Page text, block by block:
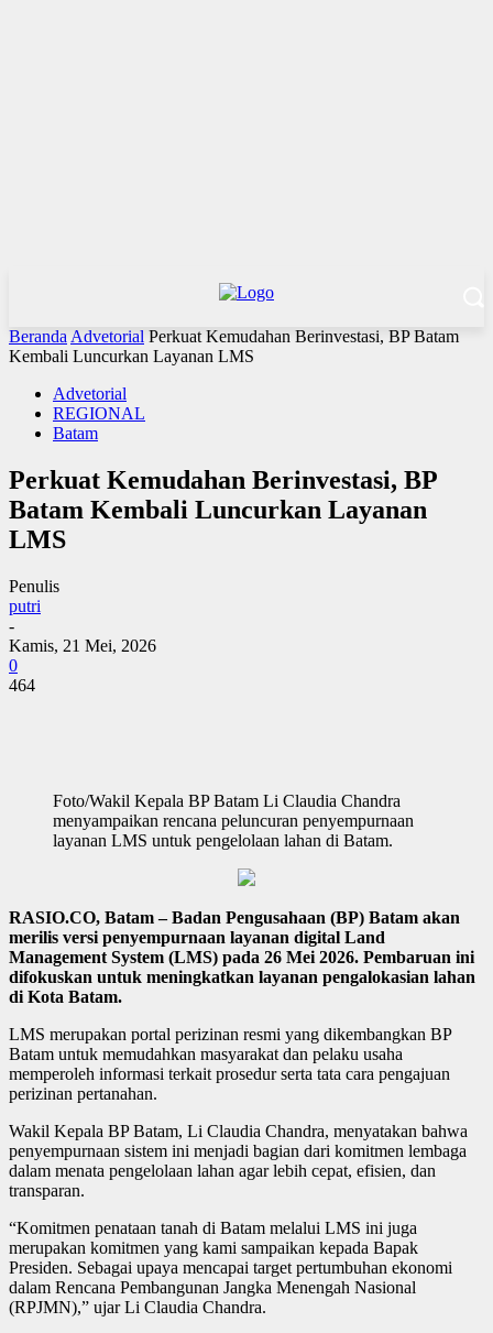
Beranda Advetorial Perkuat Kemudahan Berinvestasi, BP Batam
Kembali Luncurkan Layanan LMS
Advetorial
REGIONAL
Batam
Perkuat Kemudahan Berinvestasi, BP
Batam Kembali Luncurkan Layanan
LMS
Penulis
putri
-
Kamis, 21 Mei, 2026
0
464
Foto/Wakil Kepala BP Batam Li Claudia Chandra
menyampaikan rencana peluncuran penyempurnaan
layanan LMS untuk pengelolaan lahan di Batam.
RASIO.CO, Batam – Badan Pengusahaan (BP) Batam akan
merilis versi penyempurnaan layanan digital Land
Management System (LMS) pada 26 Mei 2026. Pembaruan ini
difokuskan untuk meningkatkan layanan pengalokasian lahan
di Kota Batam.
LMS merupakan portal perizinan resmi yang dikembangkan BP
Batam untuk memudahkan masyarakat dan pelaku usaha
memperoleh informasi terkait prosedur serta tata cara pengajuan
perizinan pertanahan.
Wakil Kepala BP Batam, Li Claudia Chandra, menyatakan bahwa
penyempurnaan sistem ini menjadi bagian dari komitmen lembaga
dalam menata pengelolaan lahan agar lebih cepat, efisien, dan
transparan.
“Komitmen penataan tanah di Batam melalui LMS ini juga
merupakan komitmen yang kami sampaikan kepada Bapak
Presiden. Sebagai upaya mencapai target pertumbuhan ekonomi
dalam Rencana Pembangunan Jangka Menengah Nasional
(RPJMN),” ujar Li Claudia Chandra.